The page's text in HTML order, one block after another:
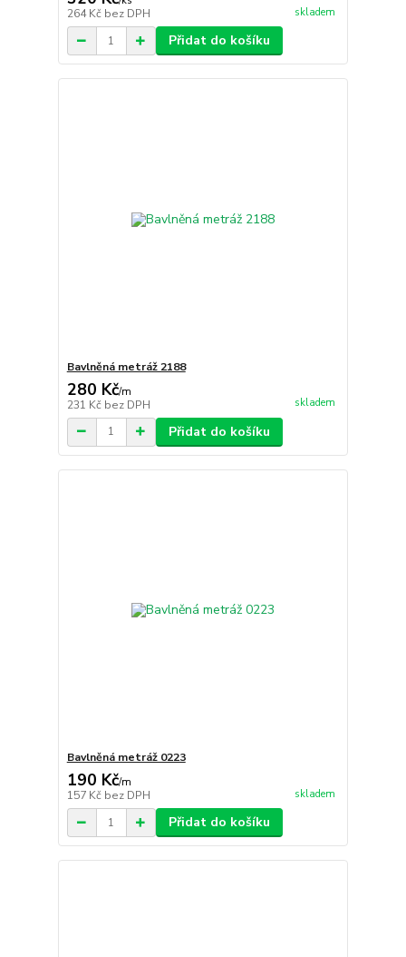
264 Kč bez DPH skladem
Přidat do košíku
Bavlněná metráž 2188
280 Kč/m
231 Kč bez DPH skladem
Přidat do košíku
Bavlněná metráž 0223
190 Kč/m
157 Kč bez DPH skladem
Přidat do košíku